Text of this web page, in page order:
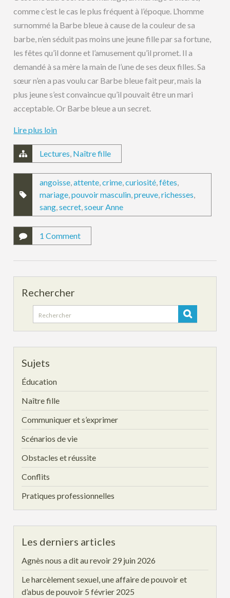
comme c’est le cas le plus fréquent à l’époque. L’homme
surnommé la Barbe bleue à cause de la couleur de sa
barbe, n’en séduit pas moins une jeune fille par sa fortune,
les fêtes qu’il donne et l’amusement qu’il promet. Il a
demandé à sa mère la main de l’une de ses deux filles. Sa
sœur n’en a pas voulu car Barbe bleue fait peur, mais la
plus jeune s’est convaincue qu’il pouvait être un mari
acceptable. Or Barbe bleue a un secret.
Lire plus loin
Lectures, Naître fille
angoisse,attente,crime,curiosité,fêtes,
mariage,pouvoir masculin,preuve,richesses,
sang,secret,soeur Anne
1 Comment
Rechercher
Search
for:
Sujets
Éducation
Naître fille
Communiquer et s’exprimer
Scénarios de vie
Obstacles et réussite
Conflits
Pratiques professionnelles
Les derniers articles
Agnès nous a dit au revoir 29 juin 2026
Le harcèlement sexuel, une affaire de pouvoir et
d’abus de pouvoir 5 février 2025